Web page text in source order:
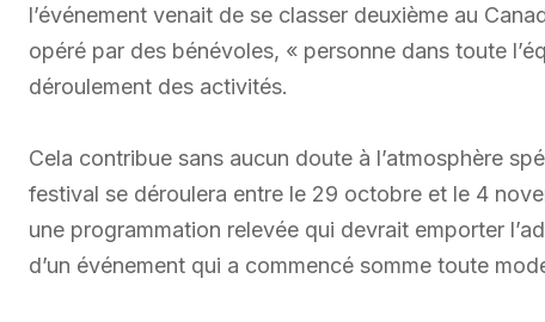
l’événement venait de se classer deuxième au
opéré par des bénévoles, « personne dans toute
déroulement des activités.
Cela contribue sans aucun doute à l’atmosphère
festival se déroulera entre le 29 octobre et le 4
une programmation relevée qui devrait emporter
d’un événement qui a commencé somme toute